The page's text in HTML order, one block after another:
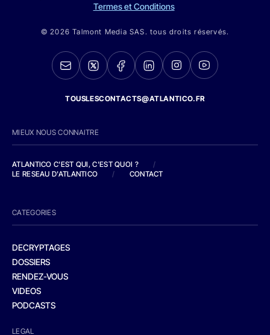
Termes et Conditions
© 2026 Talmont Media SAS. tous droits réservés.
TOUSLESCONTACTS@ATLANTICO.FR
MIEUX NOUS CONNAITRE
ATLANTICO C'EST QUI, C'EST QUOI ?
/
LE RESEAU D'ATLANTICO
/ CONTACT
CATEGORIES
DECRYPTAGES
DOSSIERS
RENDEZ-VOUS
VIDEOS
PODCASTS
LEGAL